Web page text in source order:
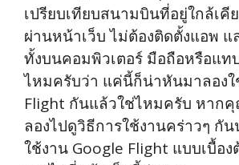
เปรียบเทียบสนามบินที่อยู่ใกล้เคี
ผ่านหน้าเว็บ ไม่ต้องติดตั้งแอพ แ
ทั้งบนคอมพิวเตอร์ มือถือหรือแท
ไหมครับว่า แค่นี้ก็น่าหันมาลองใ
Flight กันแล้วใช่ไหมครับ หากคุ
ลองไปดูวิธีการใช้งานคร่าวๆ กั
ใช้งาน Google Flight แบบเบื้อ